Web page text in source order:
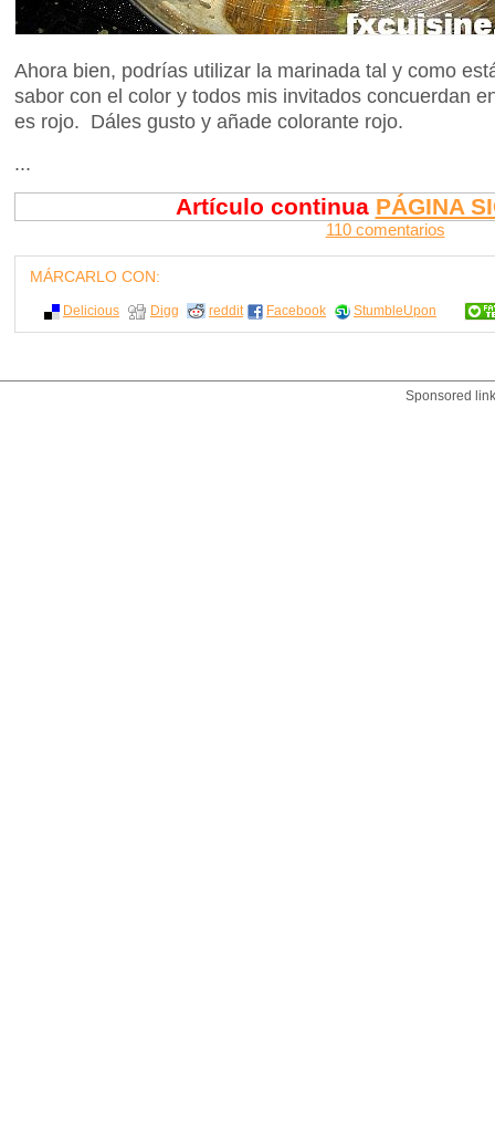
Ahora bien, podrías utilizar la marinada tal y como
sabor con el color y todos mis invitados concuerdan
es rojo. Dáles gusto y añade colorante rojo.
...
Artículo continua PÁGINA
110 comentarios
MÁRCARLO CON:
Delicious Digg reddit Facebook StumbleUpon
Sponsored